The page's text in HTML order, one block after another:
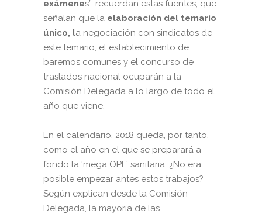
exámenes”, recuerdan estas fuentes, que
señalan que la elaboración del temario
único, la negociación con sindicatos de
este temario, el establecimiento de
baremos comunes y el concurso de
traslados nacional ocuparán a la
Comisión Delegada a lo largo de todo el
año que viene.
En el calendario, 2018 queda, por tanto,
como el año en el que se preparará a
fondo la ‘mega OPE’ sanitaria. ¿No era
posible empezar antes estos trabajos?
Según explican desde la Comisión
Delegada, la mayoría de las